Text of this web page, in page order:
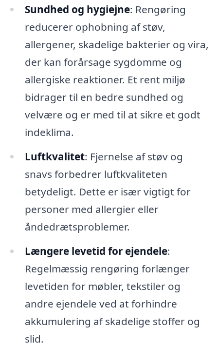
Sundhed og hygiejne: Rengøring
reducerer ophobning af støv,
allergener, skadelige bakterier og vira,
der kan forårsage sygdomme og
allergiske reaktioner. Et rent miljø
bidrager til en bedre sundhed og
velvære og er med til at sikre et godt
indeklima.
Luftkvalitet: Fjernelse af støv og
snavs forbedrer luftkvaliteten
betydeligt. Dette er især vigtigt for
personer med allergier eller
åndedrætsproblemer.
Længere levetid for ejendele:
Regelmæssig rengøring forlænger
levetiden for møbler, tekstiler og
andre ejendele ved at forhindre
akkumulering af skadelige stoffer og
slid.